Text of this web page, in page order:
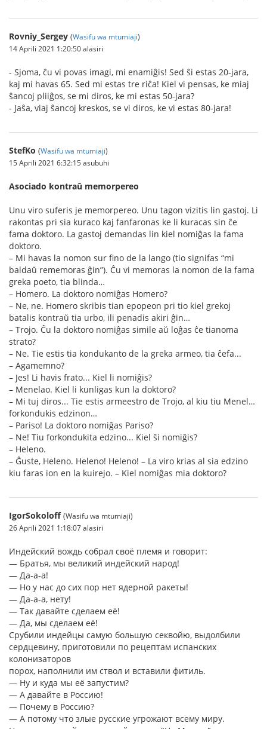
Rovniy_Sergey (Wasifu wa mtumiaji)
14 Aprili 2021 1:20:50 alasiri
- Sjoma, ĉu vi povas imagi, mi enamiĝis! Sed ŝi estas 20-jara,
kaj mi havas 65. Sed mi estas tre riĉa! Kiel vi pensas, ke miaj
ŝancoj pliiĝos, se mi diros, ke mi estas 50-jara?
- Jaŝa, viaj ŝancoj kreskos, se vi diros, ke vi estas 80-jara!
StefKo (Wasifu wa mtumiaji)
15 Aprili 2021 6:32:15 asubuhi
Asociado kontraŭ memorpereo
Unu viro suferis je memorpereo. Unu tagon vizitis lin gastoj. Li
rakontas pri sia kuraco kaj fanfaronas ke li kuracas sin ĉe
fama doktoro. La gastoj demandas lin kiel nomiĝas la fama
doktoro.
– Mi havas la nomon sur fino de la lango (tio signifas “mi
baldaŭ rememoras ĝin”). Ĉu vi memoras la nomon de la fama
greka poeto, tia blinda…
– Homero. La doktoro nomiĝas Homero?
– Ne, ne. Homero skribis tian epopeon pri tio kiel grekoj
batalis kontraŭ tia urbo, ili penadis akiri ĝin…
– Trojo. Ĉu la doktoro nomiĝas simile aŭ loĝas ĉe tianoma
strato?
– Ne. Tie estis tia kondukanto de la greka armeo, tia ĉefa...
– Agamemno?
– Jes! Li havis frato... Kiel li nomiĝis?
– Menelao. Kiel li kunligas kun la doktoro?
– Mi tuj diros... Tie estis armeestro de Trojo, al kiu tiu Menel…
forkondukis edzinon…
– Pariso! La doktoro nomiĝas Pariso?
– Ne! Tiu forkondukita edzino... Kiel ŝi nomiĝis?
– Heleno.
– Ĝuste, Heleno. Heleno! Heleno! – La viro krias al sia edzino
kiu faras ion en la kuirejo. – Kiel nomiĝas mia doktoro?
IgorSokoloff (Wasifu wa mtumiaji)
26 Aprili 2021 1:18:07 alasiri
Индейский вождь собрал своё племя и говорит:
— Братья, мы великий индейский народ!
— Да-а-а!
— Но у нас до сих пор нет ядерной ракеты!
— Да-а-а, нету!
— Так давайте сделаем её!
— Да, мы сделаем её!
Срубили индейцы самую большую секвойю, выдолбили
сердцевину, приготовили по рецептам испанских
колонизаторов
порох, наполнили им ствол и вставили фитиль.
— Ну и куда мы её запустим?
— А давайте в Россию!
— Почему в Россию?
— А потому что злые русские угрожают всему миру.